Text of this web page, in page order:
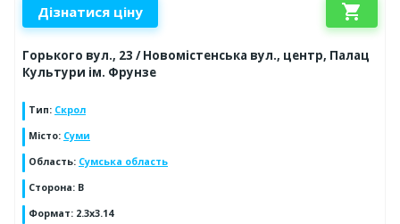
Дізнатися ціну shopping_cart
Горького вул., 23 / Новомістенська вул., центр, Палац
Культури ім. Фрунзе
Тип: Скрол
Місто: Суми
Область: Сумська область
Сторона: B
Формат: 2.3x3.14